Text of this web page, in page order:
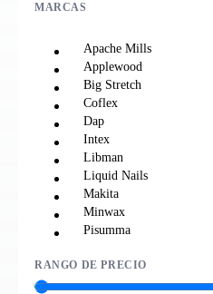
MARCAS
Apache Mills
Applewood
Big Stretch
Coflex
Dap
Intex
Libman
Liquid Nails
Makita
Minwax
Pisumma
Resistol
Roberts
RANGO DE PRECIO